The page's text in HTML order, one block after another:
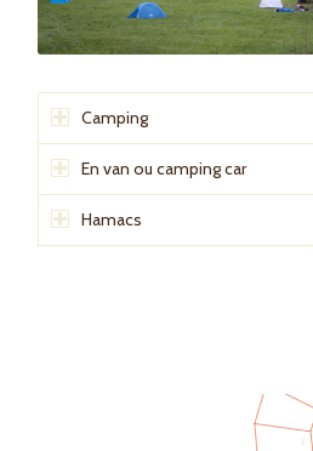
Camping
En van ou camping car
Hamacs